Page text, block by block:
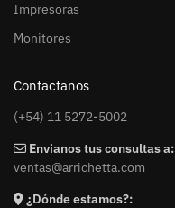
Impresoras
Monitores
Contactanos
(+54) 11 5272-5002
Envianos tus consultas a:
ventas@arrichetta.com
¿Dónde estamos?: